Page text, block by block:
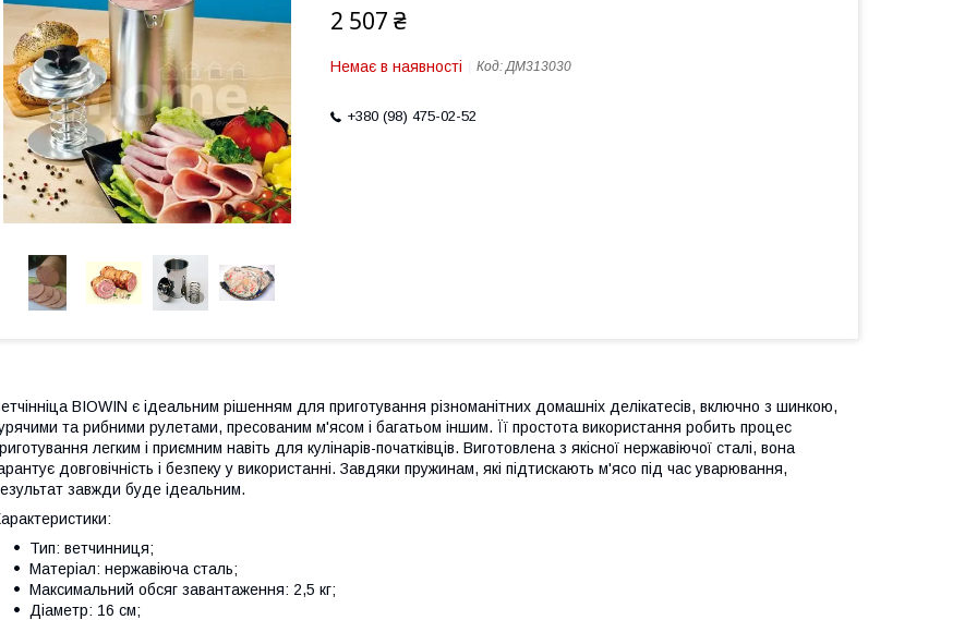
2 507 ₴
Немає в наявності Код:ДМ313030
+380 (98) 475-02-52
ВIOWIN є ідеальним рішенням для приготування різноманітних домашніх делікатесів, включно з шинкою,
та рибними рулетами, пресованим м'ясом і багатьом іншим. Її простота використання робить процес
легким і приємним навіть для кулінарів-початківців. Виготовлена з якісної нержавіючої сталі, вона
довговічність і безпеку у використанні. Завдяки пружинам, які підтискають м'ясо під час уварювання,
завжди буде ідеальним.
Тип: ветчинниця;
Матеріал: нержавіюча сталь;
Максимальний обсяг завантаження: 2,5 кг;
Діаметр: 16 см;